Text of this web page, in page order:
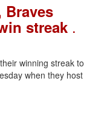
streak .
winning streak to
when they host